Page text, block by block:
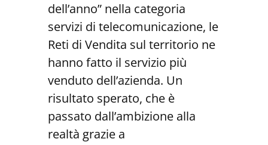
dell’anno” nella categoria
servizi di telecomunicazione, le
Reti di Vendita sul territorio ne
hanno fatto il servizio più
venduto dell’azienda. Un
risultato sperato, che è
passato dall’ambizione alla
realtà grazie a